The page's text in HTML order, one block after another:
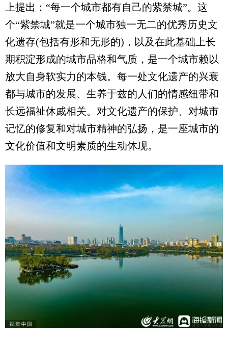
上提出：“每一个城市都有自己的紫禁城”。这
个“紫禁城”就是一个城市独一无二的优秀历史文
化遗存(包括有形和无形的)，以及在此基础上长
期积淀形成的城市品格和气质，是一个城市赖以
放大自身软实力的本钱。每一处文化遗产的兴衰
都与城市的发展、生养于兹的人们的情感纽带和
长远福祉休戚相关。对文化遗产的保护、对城市
记忆的修复和对城市精神的弘扬，是一座城市的
文化价值和文明素质的生动体现。